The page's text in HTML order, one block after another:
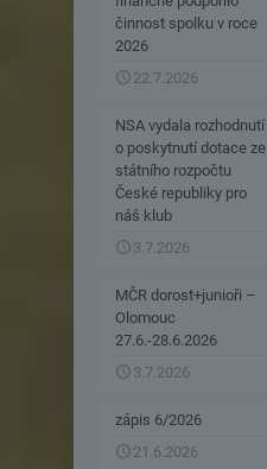
činnost spolku v roce
2026
22.7.2026
NSA vydala rozhodnutí
o poskytnutí dotace ze
státního rozpočtu
České republiky pro
náš klub
3.7.2026
MČR dorost+junioři –
Olomouc
27.6.-28.6.2026
3.7.2026
zápis 6/2026
21.6.2026